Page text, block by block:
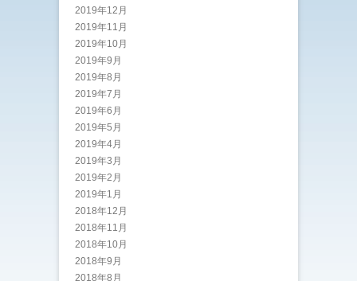
2019年12月
2019年11月
2019年10月
2019年9月
2019年8月
2019年7月
2019年6月
2019年5月
2019年4月
2019年3月
2019年2月
2019年1月
2018年12月
2018年11月
2018年10月
2018年9月
2018年8月